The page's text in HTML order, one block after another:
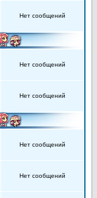
Нет сообщений
Нет сообщений
Нет сообщений
Нет сообщений
Нет сообщений